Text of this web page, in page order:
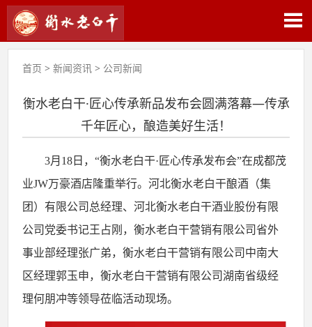
首页 >新闻资讯 > 公司新闻
衡水老白干·匠心传承新品发布会圆满落幕—传承
千年匠心，酿造美好生活！
3月18日，“衡水老白干·匠心传承发布会”在成都茂
业JW万豪酒店隆重举行。河北衡水老白干酿酒（集
团）有限公司总经理、河北衡水老白干酒业股份有限
公司党委书记王占刚，衡水老白干营销有限公司省外
事业部经理张广弟，衡水老白干营销有限公司中南大
区经理郭玉申，衡水老白干营销有限公司湖南省级经
理何朋冲等领导莅临活动现场。